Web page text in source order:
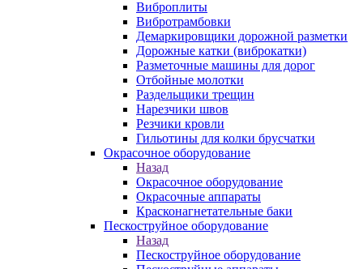
Виброплиты
Вибротрамбовки
Демаркировщики дорожной разметки
Дорожные катки (виброкатки)
Разметочные машины для дорог
Отбойные молотки
Раздельщики трещин
Нарезчики швов
Резчики кровли
Гильотины для колки брусчатки
Окрасочное оборудование
Назад
Окрасочное оборудование
Окрасочные аппараты
Красконагнетательные баки
Пескоструйное оборудование
Назад
Пескоструйное оборудование